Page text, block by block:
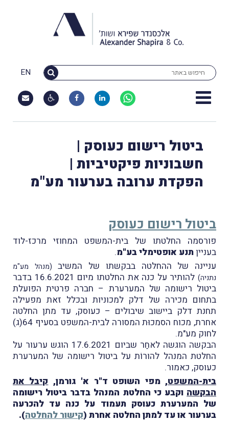
EN
ביטול רישום כעוסק |
חשבוניות פיקטיביות |
הפקדת ערובה בערעור מע"מ
ביטול רישום כעוסק
פורסמה החלטתו של בית-המשפט המחוזי מרכז-לוד
בענייןתנע אופטימלי בע"מ.
עניינה של ההחלטה בבקשתו של המשיב (מנהל מע"מ
נתניה)
להותיר על כנה את החלטתו מיום 16.6.2021 בדבר
ביטול רישומה של המערערת – חברה פרטית הפועלת
בתחום מכירה של דלק למכוניות ובכלל זאת מפעילה
תחנת דלק ביישוב שיבולים – כעוסק, עד מתן החלטה
אחרת, מכוח הסמכוּת המסורה לבית-המשפט בסעיף 64(ג)
לחוק מע"מ.
הבקשה הוגשה לאחַר שביום 17.6.2021 הוגש ערעור על
החלטת המנהל להורוֹת על ביטול רישומה של המערערת
כעוסק, כאמור.
בית-המשפט, מפי השופט ד"ר א' גורמן, קיבל את
הבקשה וקבע כי החלטת המנהל בדבר ביטול רישומה
של המערערת כעוסק תעמוד על כנה עד להכרעה
בערעור או עד למתן החלטה אחרת (קישור להחלטה).